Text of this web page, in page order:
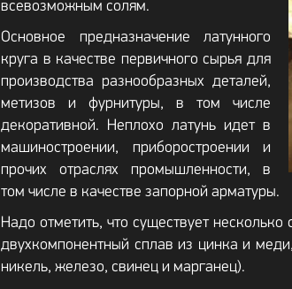
всевозможным солям.
Основное предназначение латунного
круга в качестве первичного сырья для
производства разнообразных деталей,
метизов и фурнитуры, в том числе
декоративной. Неплохо латунь идет в
машиностроении, приборостроении и
прочих отраслях промышленности, в
том числе в качестве запорной арматуры.
Надо отметить, что существует
двухкомпонентный сплав из цинка и
никель, железо, свинец и марганец).